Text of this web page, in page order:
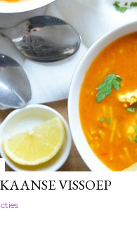
VISSOEP